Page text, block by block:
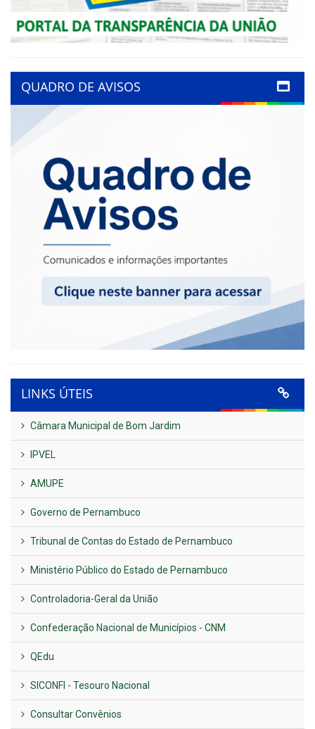
QUADRO DE AVISOS
LINKS ÚTEIS
Câmara Municipal de Bom Jardim
IPVEL
AMUPE
Governo de Pernambuco
Tribunal de Contas do Estado de Pernambuco
Ministério Público do Estado de Pernambuco
Controladoria-Geral da União
Confederação Nacional de Municípios - CNM
QEdu
SICONFI - Tesouro Nacional
Consultar Convênios